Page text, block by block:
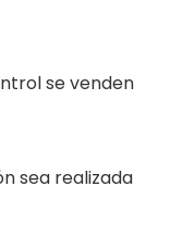
se venden
sea realizada